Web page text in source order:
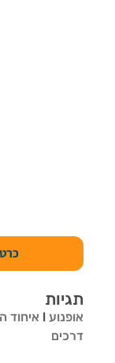
תגיות
אופנוע איחוד
דרכים